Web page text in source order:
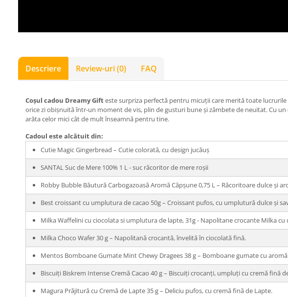
Descriere Review-uri(0) FAQ
Coșul cadou Dreamy Gifteste surpriza perfectă pentru micuții care merită toate
orice zi obișnuită într-un moment de vis, plin de gusturi bune și zâmbete de neuitat. Cu
arăta celor mici cât de mult înseamnă pentru tine.
Cadoul este alcătuit din:
Cutie Magic Gingerbread – Cutie colorată, cu design jucăuș
SANTAL Suc de Mere 100% 1 L - suc răcoritor de mere roșii
Robby Bubble Băutură Carbogazoasă Aromă Căpșune 0,75 L – Răcoritoare dulce și
Best croissant cu umplutura de cacao 50g – Croissant pufos, cu umplutură dulce și
Milka Waffelini cu ciocolata si umplutura de lapte, 31g - Napolitane crocante Milka
Milka Choco Wafer 30 g – Napolitană crocantă, învelită în ciocolată fină.
Mentos Bomboane Gumate Mint Chewy Dragees 38 g – Bomboane gumate cu
Biscuiți Biskrem Intense Cremă Cacao 40 g – Biscuiți crocanți, umpluți cu cremă fină
Magura Prăjitură cu Cremă de Lapte 35 g – Deliciu pufos, cu cremă fină de Lapte.